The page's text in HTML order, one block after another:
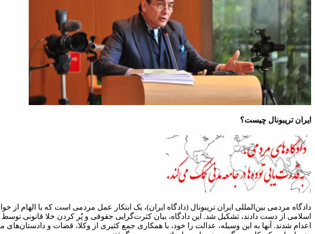
ایران تریبونال چیست؟
دادگاه مردمی بین‌المللی ایران تریبونال (دادگاه ایران)، یک ابتکار عمل مردمی است که با الهام
اسلامی از دست دادند، تشکیل شد. این دادگاه، بیان کثرت‌گرایی حقوقی و پُر کردن خلا قانونی
اعدام شدند. آنها به این وسیله، عدالت را خود، با همکاری جمع کثیری از وکلا، قضات و